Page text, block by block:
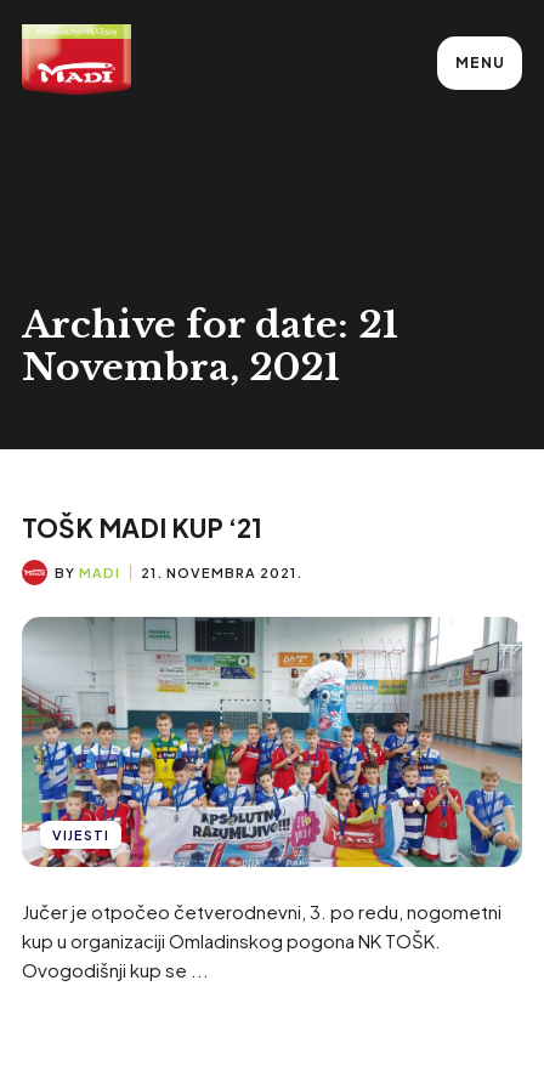
MENU
Archive for date: 21
Novembra, 2021
TOŠK MADI KUP ‘21
BY MADI 21. NOVEMBRA 2021.
VIJESTI
Jučer je otpočeo četverodnevni, 3. po redu, nogometni
kup u organizaciji Omladinskog pogona NK TOŠK.
Ovogodišnji kup se ...